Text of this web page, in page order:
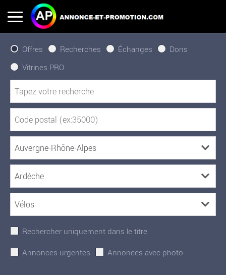
Offres Recherches Échanges
Dons
Vitrines PRO
Rechercher uniquement dans le titre
Annonces urgentes
Annonces avec photo